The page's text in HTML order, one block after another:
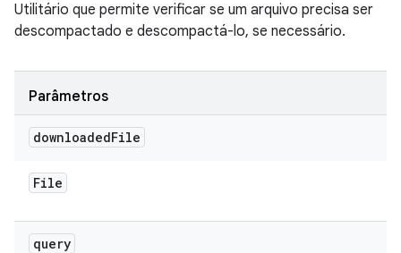
Utilitário que permite verificar se um arquivo precisa ser
descompactado e descompactá-lo, se necessário.
Parâmetros
downloadedFile
File
query